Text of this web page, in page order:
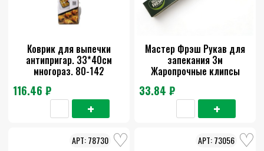
Коврик для выпечки
антипригар. 33*40см
многораз. 80-142
116.46 ₽
Мастер Фрэш Рукав для
запекания 3м
Жаропрочные клипсы
33.84 ₽
78730 73056